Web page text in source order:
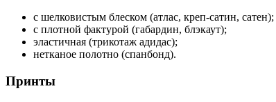
с шелковистым блеском (атлас, креп-сатин, сатен);
с плотной фактурой (габардин, блэкаут);
эластичная (трикотаж адидас);
нетканое полотно (спанбонд).
Принты